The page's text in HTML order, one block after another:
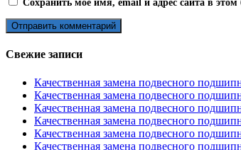
Сохранить моё имя, email и адрес сайта в
Свежие записи
Качественная замена подвесного
Качественная замена подвесного
Качественная замена подвесного
Качественная замена подвесного
Качественная замена подвесного
Качественная замена подвесного